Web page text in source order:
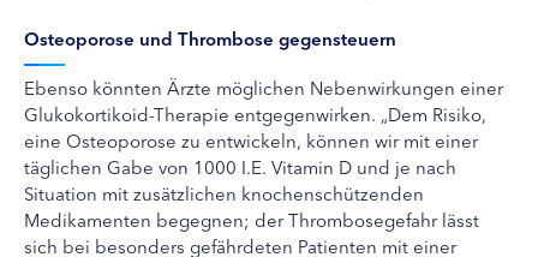
Osteoporose und Thrombose gegensteuern
Ebenso könnten Ärzte möglichen Nebenwirkungen einer
Glukokortikoid-Therapie entgegenwirken. „Dem Risiko,
eine Osteoporose zu entwickeln, können wir mit einer
täglichen Gabe von 1000 I.E. Vitamin D und je nach
Situation mit zusätzlichen knochenschützenden
Medikamenten begegnen; der Thrombosegefahr lässt
sich bei besonders gefährdeten Patienten mit einer